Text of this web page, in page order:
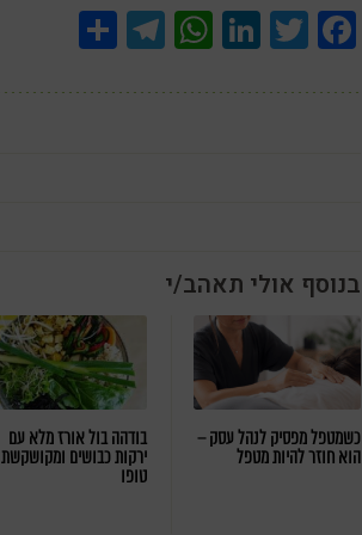
Facebook
Twitter
LinkedIn
WhatsApp
Telegram
בנוסף אולי תאהב/י
כשמטפל מפסיק לנהל עסק –
הוא חוזר להיות מטפל
בודהה בול אורז מלא עם
ירקות כבושים ומקושקשת
טופו